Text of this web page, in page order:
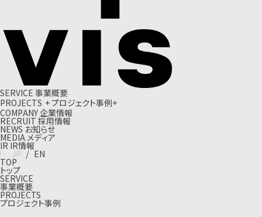
SERVICE 事業概要
PROJECTS +プロジェクト事例+
COMPANY企業情報
RECRUIT 採用情報
NEWS お知らせ
MEDIA メディア
IR IR情報
JP / EN
TOP
トップ
SERVICE
事業概要
PROJECTS
プロジェクト事例